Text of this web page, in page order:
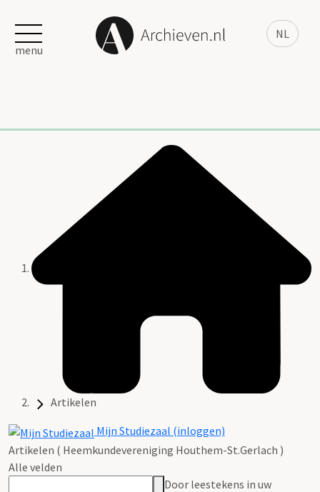
NL
menu
Artikelen
Mijn Studiezaal (inloggen)
Artikelen ( Heemkundevereniging Houthem-St.Gerlach )
Alle velden
Door leestekens in uw